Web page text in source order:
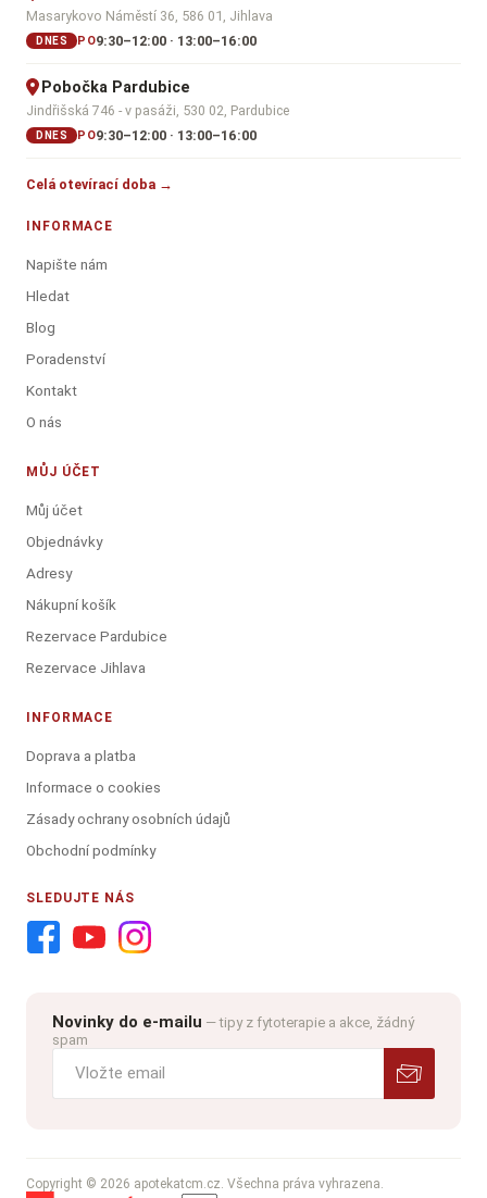
Masarykovo Náměstí 36, 586 01, Jihlava
DNES PO9:30–12:00 · 13:00–16:00
Pobočka Pardubice
Jindřišská 746 - v pasáži, 530 02, Pardubice
DNES PO9:30–12:00 · 13:00–16:00
Celá otevírací doba →
INFORMACE
Napište nám
Hledat
Blog
Poradenství
Kontakt
O nás
MŮJ ÚČET
Můj účet
Objednávky
Adresy
Nákupní košík
Rezervace Pardubice
Rezervace Jihlava
INFORMACE
Doprava a platba
Informace o cookies
Zásady ochrany osobních údajů
Obchodní podmínky
SLEDUJTE NÁS
Novinky do e-mailu — tipy z fytoterapie a akce, žádný
spam
Copyright © 2026 apotekatcm.cz. Všechna práva vyhrazena.